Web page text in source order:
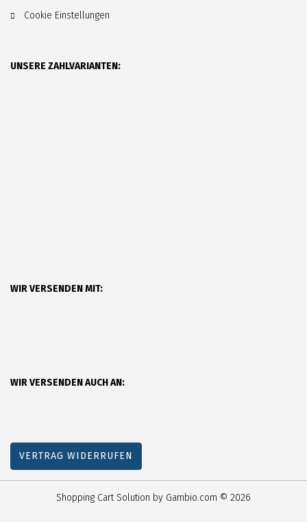
Cookie Einstellungen
UNSERE ZAHLVARIANTEN:
WIR VERSENDEN MIT:
WIR VERSENDEN AUCH AN:
VERTRAG WIDERRUFEN
Shopping Cart Solution by Gambio.com © 2026